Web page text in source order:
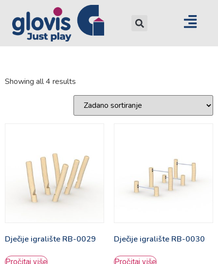
Showing all 4 results
Dječije igralište RB-0029
Pročitaj više
Dječije igralište RB-0030
Pročitaj više